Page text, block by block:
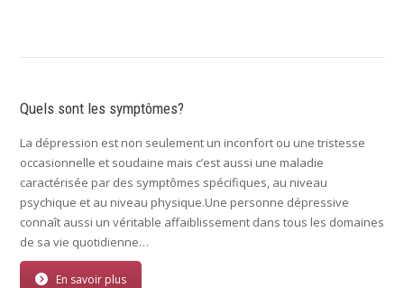
Quels sont les symptômes?
La dépression est non seulement un inconfort ou une tristesse
occasionnelle et soudaine mais c’est aussi une maladie
caractérisée par des symptômes spécifiques, au niveau
psychique et au niveau physique.Une personne dépressive
connaît aussi un véritable affaiblissement dans tous les domaines
de sa vie quotidienne…
En savoir plus